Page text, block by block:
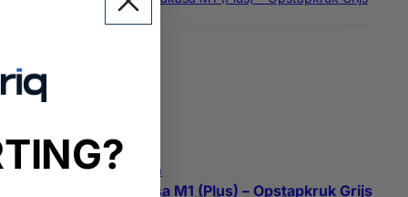
Neakasa
Neakasa M1 (Plus) – Opstapkruk Grijs